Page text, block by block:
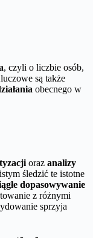
, czyli o liczbie osób,
są także
obecnego w
oraz analizy
śledzić te istotne
dopasowywanie
z różnymi
sprzyja